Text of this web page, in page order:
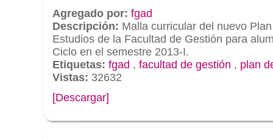
Agregado por: fgad
Descripción: Malla curricular del nuevo
Estudios de la Facultad de Gestión para
Ciclo en el semestre 2013-I.
Etiquetas: fgad , facultad de gestión , plan
Vistas: 32632
[Descargar]